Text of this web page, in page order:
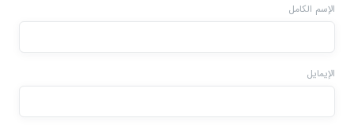
الإسم الكامل
الإيمايل